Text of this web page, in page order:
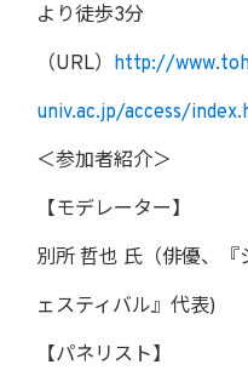
より徒歩3分
（URL） http://
univ.ac.jp/access/
＜参加者紹介＞
【モデレーター】
別所 哲也 氏（俳優、『
ェスティバル』代表)
【パネリスト】